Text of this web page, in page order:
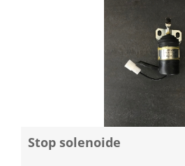
Stop solenoide